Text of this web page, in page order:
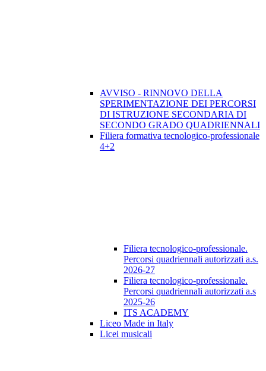
AVVISO - RINNOVO DELLA
SPERIMENTAZIONE DEI PERCORSI
DI ISTRUZIONE SECONDARIA DI
SECONDO GRADO QUADRIENNALI
Filiera formativa tecnologico-professionale
4+2
Filiera tecnologico-professionale.
Percorsi quadriennali autorizzati a.s.
2026-27
Filiera tecnologico-professionale.
Percorsi quadriennali autorizzati a.s
2025-26
ITS ACADEMY
Liceo Made in Italy
Licei musicali